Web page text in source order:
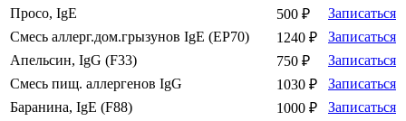
Просо, IgE
500 ₽
Записаться
Смесь аллерг.дом.грызунов IgE (EP70)
1240 ₽
Записаться
Апельсин, IgG (F33)
750 ₽
Записаться
Смесь пищ. аллергенов IgG
1030 ₽
Записаться
Баранина, IgE (F88)
1000 ₽
Записаться